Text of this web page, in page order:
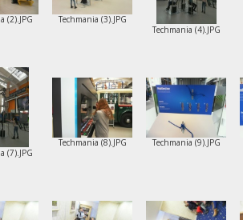
(2).JPG
Techmania (3).JPG
Techmania (4).JPG
(7).JPG
Techmania (8).JPG Techmania (9).JPG